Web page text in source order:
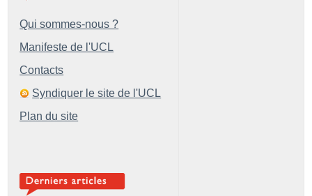
Qui sommes-nous ?
Manifeste de l'UCL
Contacts
Syndiquer le site de l'UCL
Plan du site